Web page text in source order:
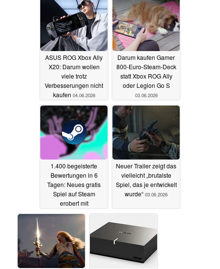
ASUS ROG Xbox Ally
X20: Darum wollen
viele trotz
Verbesserungen nicht
kaufen 04.06.2026
Darum kaufen Gamer
800-Euro-Steam-Deck
statt Xbox ROG Ally
oder Legion Go S
03.06.2026
1.400 begeisterte
Bewertungen in 6
Tagen: Neues gratis
Spiel auf Steam
erobert mit
einzigartiger Mechanik
03.06.2026
Neuer Trailer zeigt das
vielleicht „brutalste
Spiel, das je entwickelt
wurde“ 03.06.2026